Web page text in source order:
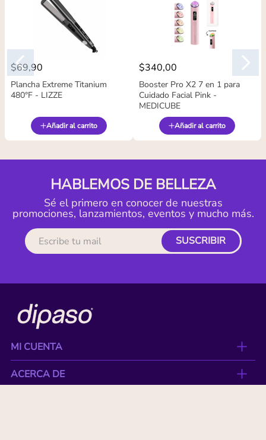
$69,90
Plancha Extreme Titanium
480°F - LIZZE
Añadir al carrito
$340,00
Booster Pro X2 7 en 1 para
Cuidado Facial Pink -
MEDICUBE
Añadir al carrito
HABLEMOS DE BELLEZA
Sé el primero en conocer de nuestras
promociones, lanzamientos, eventos y mucho más.
SUSCRIBIR
MI CUENTA
ACERCA DE